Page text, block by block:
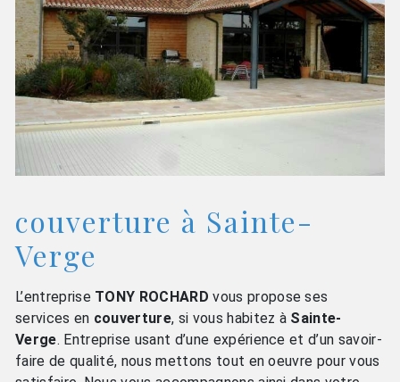
couverture à Sainte-
Verge
L’entreprise TONY ROCHARD vous propose ses
services en couverture, si vous habitez à Sainte-
Verge. Entreprise usant d’une expérience et d’un savoir-
faire de qualité, nous mettons tout en oeuvre pour vous